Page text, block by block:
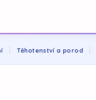
Těhotenství a porod